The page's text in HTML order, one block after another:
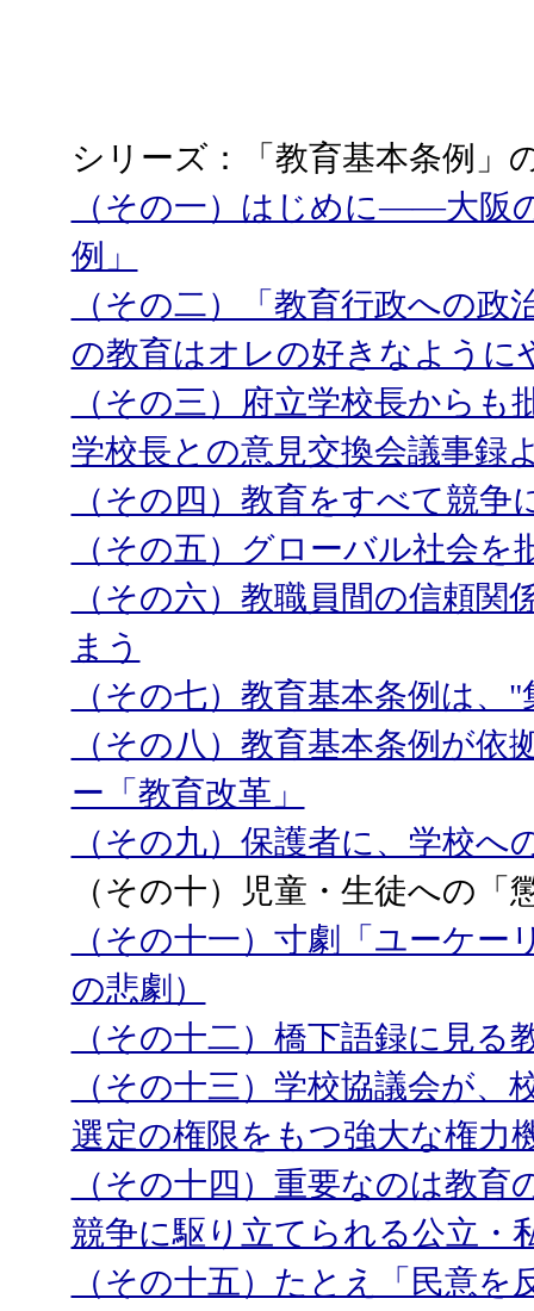
シリーズ：「教育基本条例」
（その一）はじめに――大阪
例」
（その二）「教育行政への
の教育はオレの好きなように
（その三）府立学校長から
学校長との意見交換会議事録
（その四）教育をすべて競争
（その五）グローバル社会
（その六）教職員間の信頼
まう
（その七）教育基本条例は
（その八）教育基本条例が
ー「教育改革」
（その九）保護者に、学校
（その十）児童・生徒への「
（その十一）寸劇「ユーケ
の悲劇）
（その十二）橋下語録に見る
（その十三）学校協議会が
選定の権限をもつ強大な権力
（その十四）重要なのは教
競争に駆り立てられる公立・
（その十五）たとえ「民意